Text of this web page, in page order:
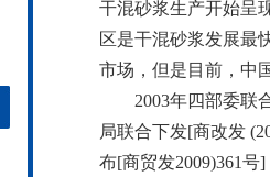
干混砂浆生产开始呈
区是干混砂浆发展最
市场，但是目前，中
2003年四部委联合
局联合下发[商改发
布[商贸发2009)361